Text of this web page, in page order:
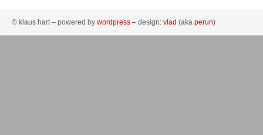
© klaus hart – powered by wordpress – design: vlad (aka perun)